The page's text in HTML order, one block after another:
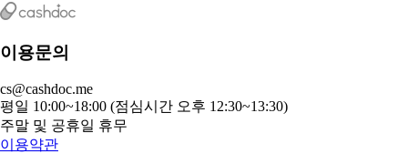
이용문의
cs@cashdoc.me
평일 10:00~18:00 (점심시간 오후 12:30~13:30)
주말 및 공휴일 휴무
이용약관